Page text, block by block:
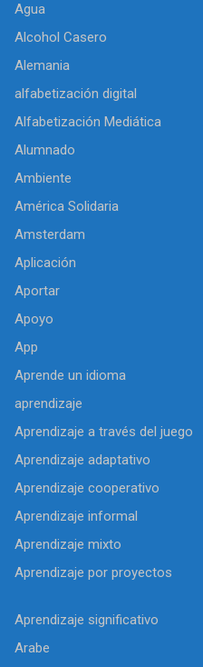
Agua
Alcohol Casero
Alemania
alfabetización digital
Alfabetización Mediática
Alumnado
Ambiente
América Solidaria
Amsterdam
Aplicación
Aportar
Apoyo
App
Aprende un idioma
aprendizaje
Aprendizaje a través del juego
Aprendizaje adaptativo
Aprendizaje cooperativo
Aprendizaje informal
Aprendizaje mixto
Aprendizaje por proyectos
Aprendizaje significativo
Arabe